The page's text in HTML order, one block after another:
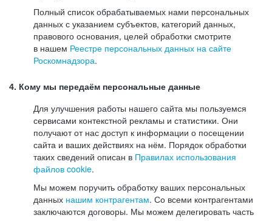
Полный список обрабатываемых нами персональных
данных с указанием субъектов, категорий данных,
правового основания, целей обработки смотрите
в нашем Реестре персональных данных на сайте
Роскомнадзора.
4. Кому мы передаём персональные данные
Для улучшения работы нашего сайта мы пользуемся
сервисами контекстной рекламы и статистики. Они
получают от нас доступ к информации о посещении
сайта и ваших действиях на нём. Порядок обработки
таких сведений описан в Правилах использования
файлов cookie.
Мы можем поручить обработку ваших персональных
данных нашим контрагентам. Со всеми контрагентами
заключаются договоры. Мы можем делегировать часть